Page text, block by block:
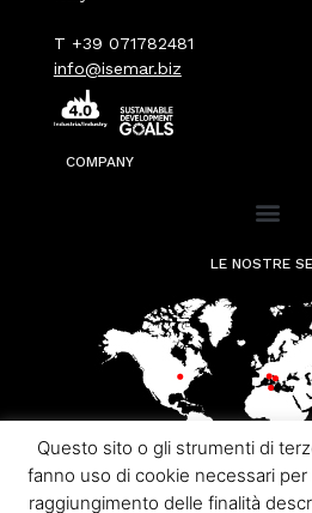
T +39 071782481
info@isemar.biz
COMPANY
LE NOSTRE
Questo sito o gli strumenti di
fanno uso di cookie necessari
raggiungimento delle finalità